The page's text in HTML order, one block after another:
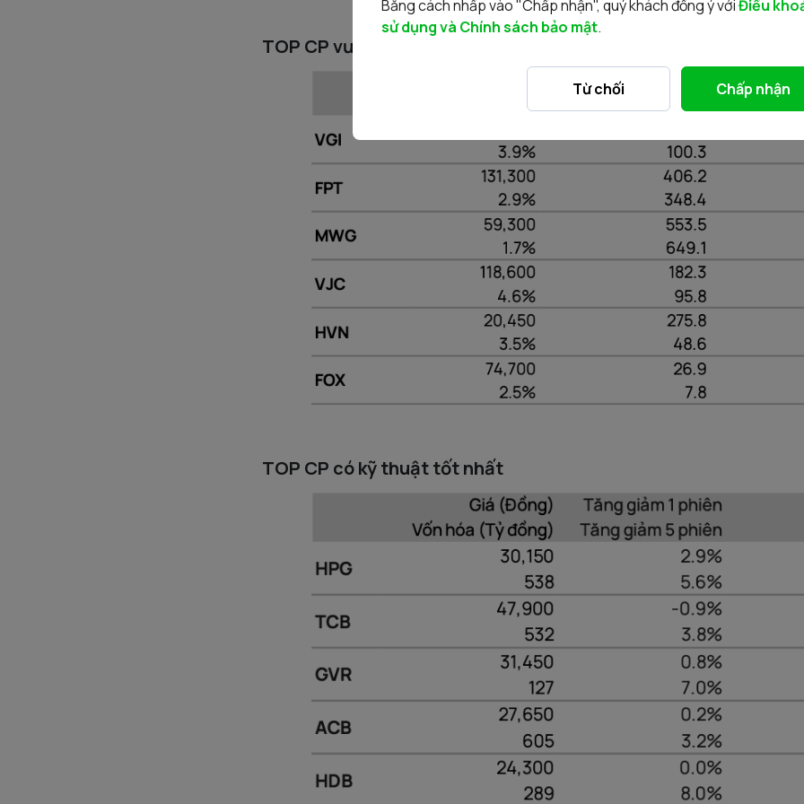
TOP CP vượt đỉnh 52 tuần
TOP CP có kỹ thuật tốt nhất
Bằng cách nhấp vào "Chấp nhận", quý khách đồng ý vớiĐiều
sử dụng và Chính sách bảo mật.
Từ chối Chấp nhận